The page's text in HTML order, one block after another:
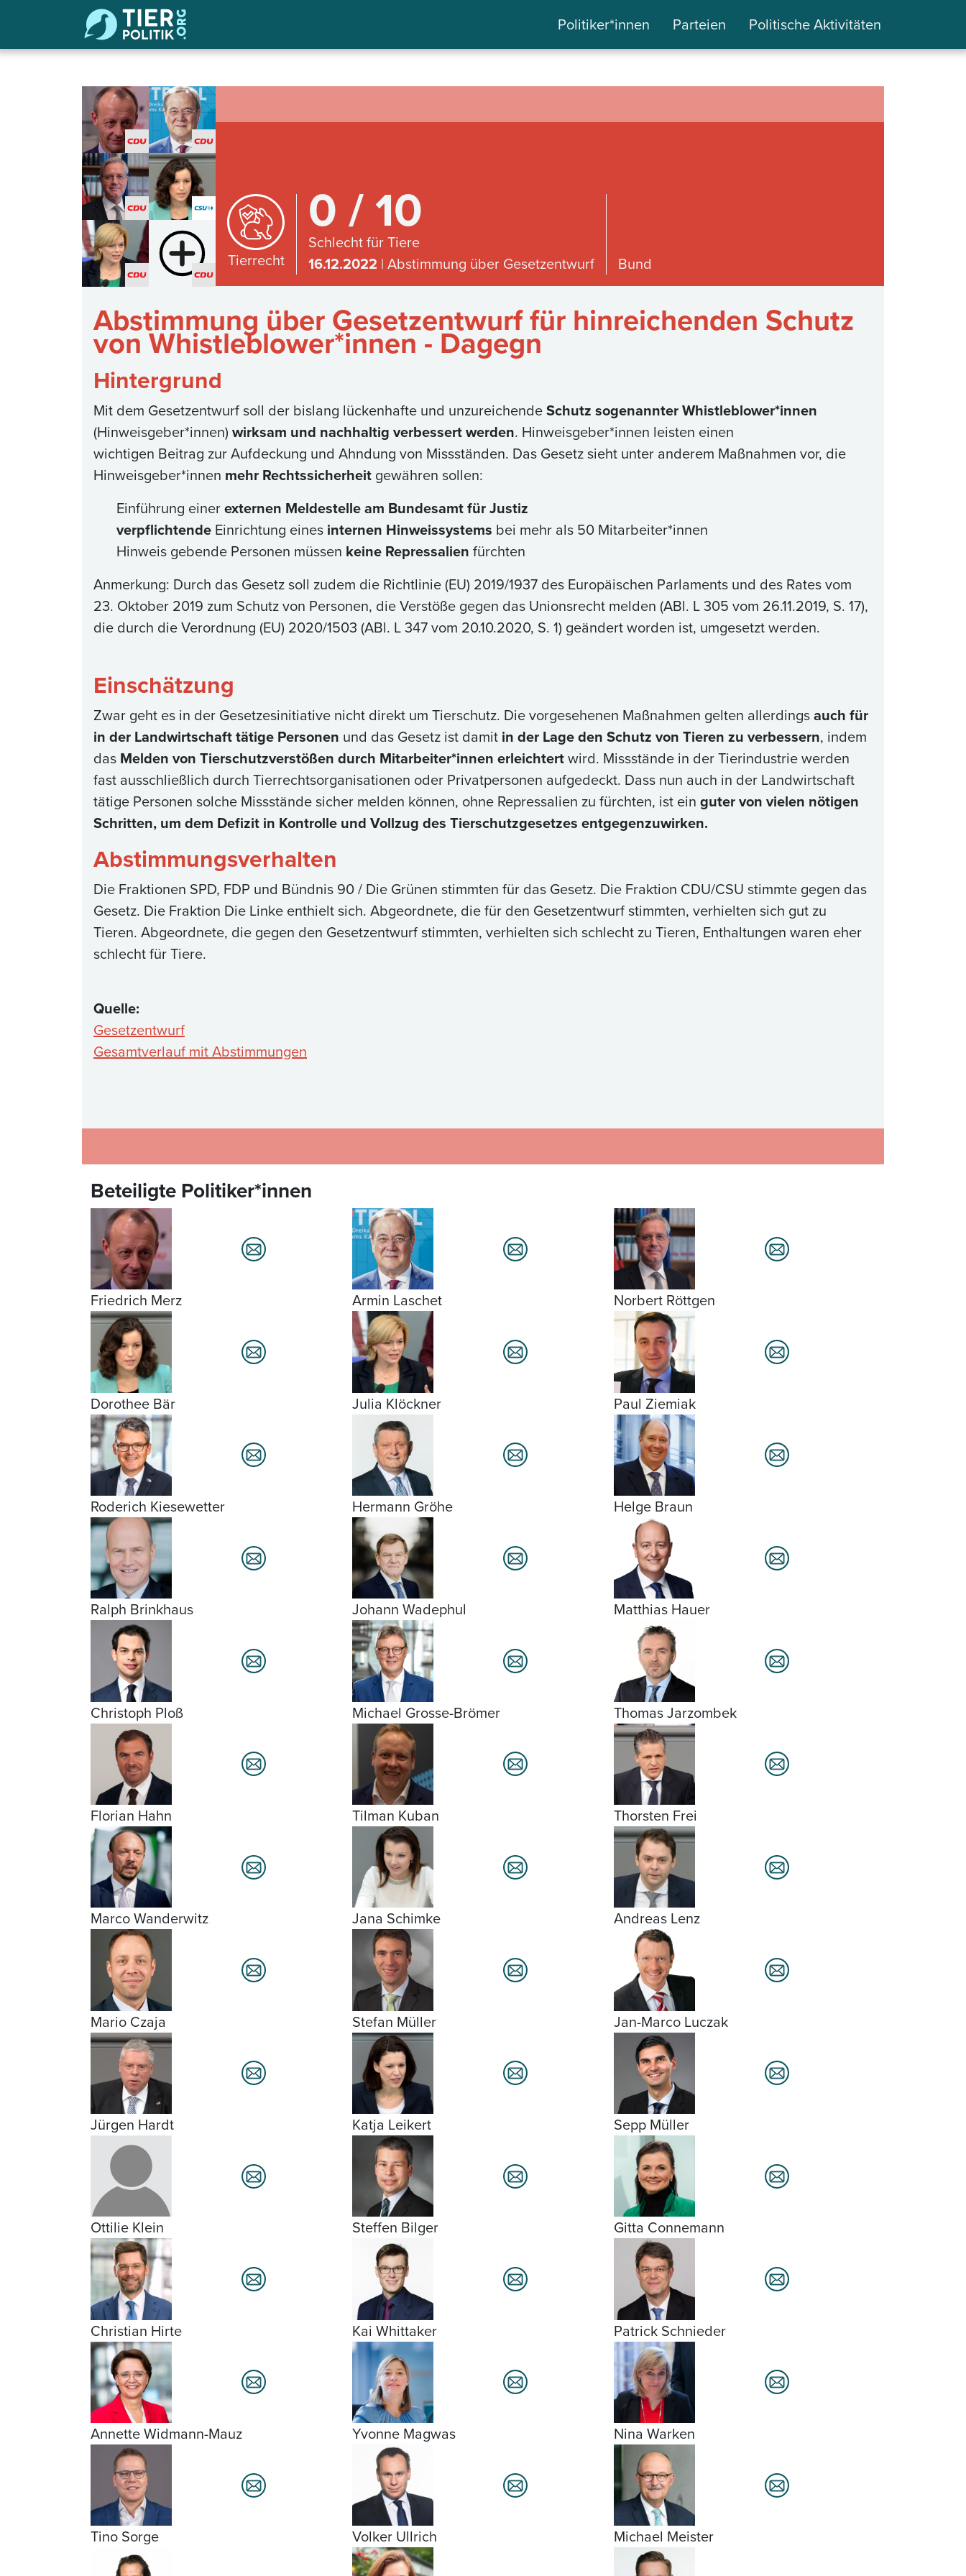
Politiker*innen Parteien Politische Aktivitäten
Tierrecht
0 / 10
Schlecht für Tiere
16.12.2022 | Abstimmung über Gesetzentwurf Bund
Abstimmung über Gesetzentwurf für hinreichenden Schutz
von Whistleblower*innen - Dagegn
Hintergrund
Mit dem Gesetzentwurf soll der bislang lückenhafte und unzureichendeSchutz sogenannter Whistleblower*innen
(Hinweisgeber*innen) wirksam und nachhaltig verbessert werden. Hinweisgeber*innen leisten einen
wichtigen Beitrag zur Aufdeckung und Ahndung von Missständen. Das Gesetz sieht unter anderem Maßnahmen vor, die
Hinweisgeber*innen mehr Rechtssicherheit gewähren sollen:
Einführung einerexternen Meldestelle am Bundesamt für Justiz
verpflichtende Einrichtung eines internen Hinweissystems bei mehr als 50 Mitarbeiter*innen
Hinweis gebende Personen müssen keine Repressalien fürchten
Anmerkung: Durch das Gesetz soll zudem die Richtlinie (EU) 2019/1937 des Europäischen Parlaments und des Rates vom
23. Oktober 2019 zum Schutz von Personen, die Verstöße gegen das Unionsrecht melden (ABl. L 305 vom 26.11.2019, S. 17),
die durch die Verordnung (EU) 2020/1503 (ABl. L 347 vom 20.10.2020, S. 1) geändert worden ist, umgesetzt werden.
Einschätzung
Zwar geht es in der Gesetzesinitiative nicht direkt um Tierschutz. Die vorgesehenen Maßnahmen gelten allerdingsauch für
in der Landwirtschaft tätige Personen und das Gesetz ist damit in der Lage den Schutz von Tieren zu verbessern, indem
das Melden von Tierschutzverstößen durch Mitarbeiter*innen erleichtertwird. Missstände in der Tierindustrie werden
fast ausschließlich durch Tierrechtsorganisationen oder Privatpersonen aufgedeckt. Dass nun auch in der Landwirtschaft
tätige Personen solche Missstände sicher melden können, ohne Repressalien zu fürchten, ist ein guter von vielen nötigen
Schritten, um dem Defizit in Kontrolle und Vollzug des Tierschutzgesetzes entgegenzuwirken.
Abstimmungsverhalten
Die Fraktionen SPD, FDP und Bündnis 90 / Die Grünen stimmten für das Gesetz. Die Fraktion CDU/CSU stimmte gegen das
Gesetz. Die Fraktion Die Linke enthielt sich. Abgeordnete, die für den Gesetzentwurf stimmten, verhielten sich gut zu
Tieren. Abgeordnete, die gegen den Gesetzentwurf stimmten, verhielten sich schlecht zu Tieren, Enthaltungen waren eher
schlecht für Tiere.
Quelle:
Gesetzentwurf
Gesamtverlauf mit Abstimmungen
Beteiligte Politiker*innen
Friedrich Merz Armin Laschet Norbert Röttgen
Dorothee Bär Julia Klöckner Paul Ziemiak
Roderich Kiesewetter Hermann Gröhe Helge Braun
Ralph Brinkhaus Johann Wadephul Matthias Hauer
Christoph Ploß Michael Grosse-Brömer Thomas Jarzombek
Florian Hahn Tilman Kuban Thorsten Frei
Marco Wanderwitz Jana Schimke Andreas Lenz
Mario Czaja Stefan Müller Jan-Marco Luczak
Jürgen Hardt Katja Leikert Sepp Müller
Ottilie Klein Steffen Bilger Gitta Connemann
Christian Hirte Kai Whittaker Patrick Schnieder
Annette Widmann-Mauz Yvonne Magwas Nina Warken
Tino Sorge Volker Ullrich Michael Meister